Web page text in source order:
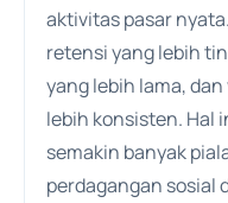
aktivitas pasar
retensi yang lebih
yang lebih lama,
lebih konsisten. Hal
semakin banyak
perdagangan sosial